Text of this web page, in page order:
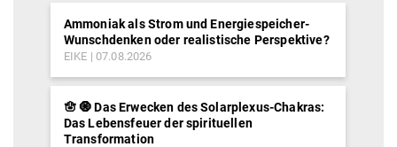
Ammoniak als Strom und Energiespeicher-
Wunschdenken oder realistische Perspektive?
EIKE 07.08.2026
🪬 🧿 Das Erwecken des Solarplexus-Chakras:
Das Lebensfeuer der spirituellen
Transformation